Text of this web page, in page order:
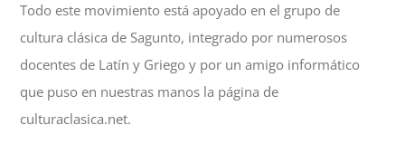
Todo este movimiento está apoyado en el grupo de
cultura clásica de Sagunto, integrado por numerosos
docentes de Latín y Griego y por un amigo informático
que puso en nuestras manos la página de
culturaclasica.net.